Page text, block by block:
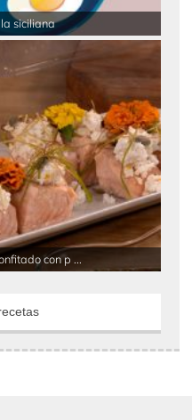
siciliana
con p ...